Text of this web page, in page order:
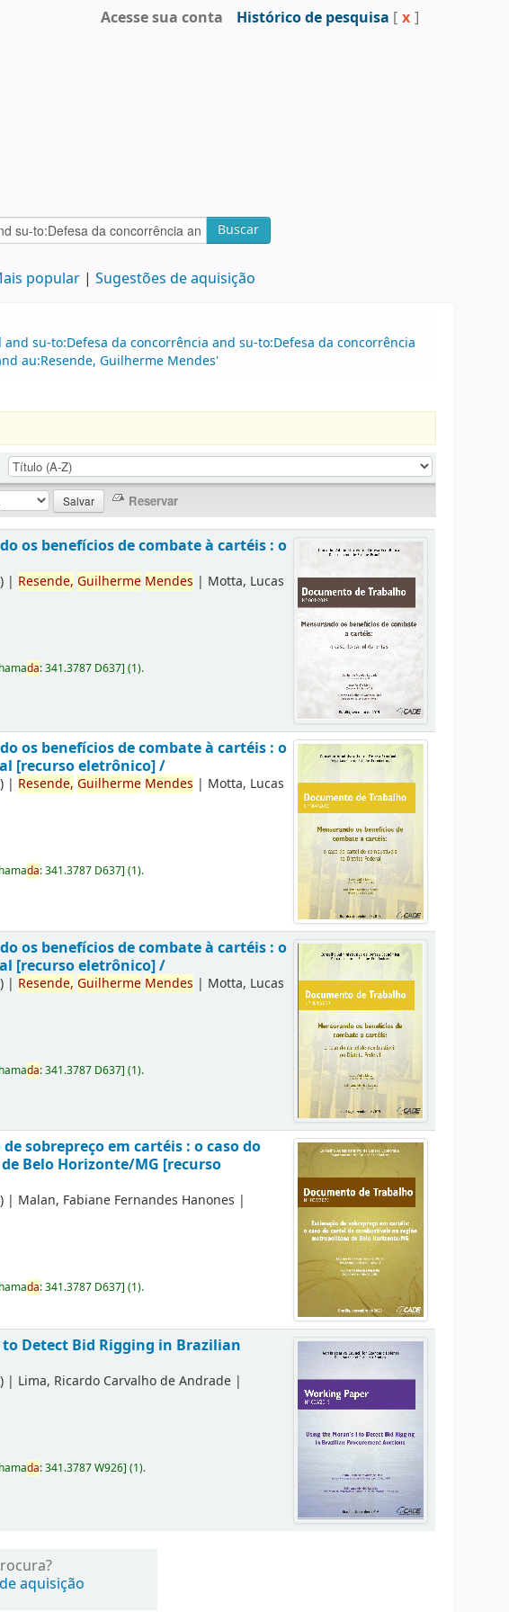
Acesse sua conta Histórico de pesquisa [ x ]
Buscar
popular Sugestões de aquisição
su-to:Defesa da concorrência and su-to:Defesa da concorrência
au:Resende, Guilherme Mendes'
os benefícios de combate à cartéis : o
| Resende, Guilherme Mendes | Motta, Lucas
da:341.3787 D637](1).
os benefícios de combate à cartéis : o
[recurso eletrônico] /
| Resende, Guilherme Mendes | Motta, Lucas
da:341.3787 D637](1).
os benefícios de combate à cartéis : o
[recurso eletrônico] /
| Resende, Guilherme Mendes | Motta, Lucas
da:341.3787 D637](1).
sobrepreço em cartéis : o caso do
Belo Horizonte/MG [recurso
| Malan, Fabiane Fernandes Hanones |
da:341.3787 D637](1).
to Detect Bid Rigging in Brazilian
| Lima, Ricardo Carvalho de Andrade |
da:341.3787 W926](1).
aquisição